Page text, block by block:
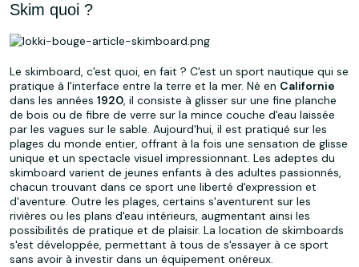
Skim quoi ?
Le skimboard, c'est quoi, en fait ? C'est un sport nautique qui se
pratique à l'interface entre la terre et la mer. Né en Californie
dans les années 1920, il consiste à glisser sur une fine planche
de bois ou de fibre de verre sur la mince couche d'eau laissée
par les vagues sur le sable. Aujourd'hui, il est pratiqué sur les
plages du monde entier, offrant à la fois une sensation de glisse
unique et un spectacle visuel impressionnant. Les adeptes du
skimboard varient de jeunes enfants à des adultes passionnés,
chacun trouvant dans ce sport une liberté d'expression et
d'aventure. Outre les plages, certains s'aventurent sur les
rivières ou les plans d'eau intérieurs, augmentant ainsi les
possibilités de pratique et de plaisir. La location de skimboards
s'est développée, permettant à tous de s'essayer à ce sport
sans avoir à investir dans un équipement onéreux.